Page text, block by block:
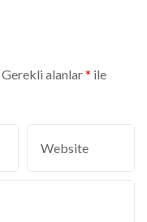
Gerekli alanlar* ile